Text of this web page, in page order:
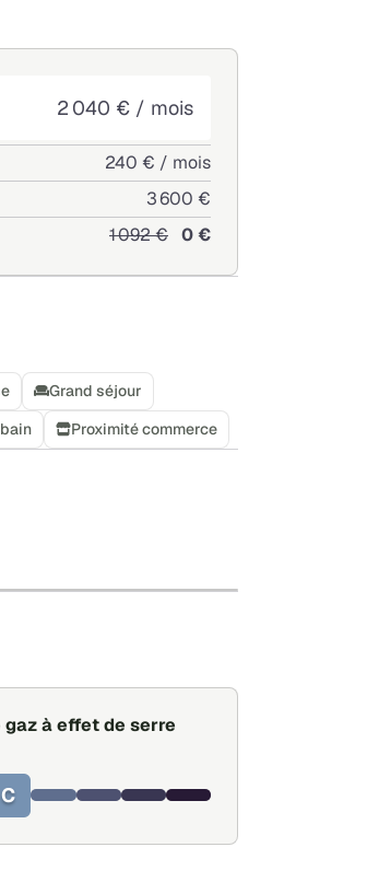
2 040 € / mois
240 € / mois
3 600 €
1 092 € 0 €
Grand séjour
Proximité commerce
gaz à effet de serre
C